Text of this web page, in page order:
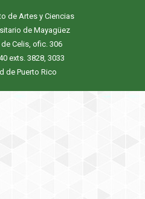
de Artes y Ciencias
de Mayagüez
Celis, ofic. 306
exts. 3828, 3033
de Puerto Rico